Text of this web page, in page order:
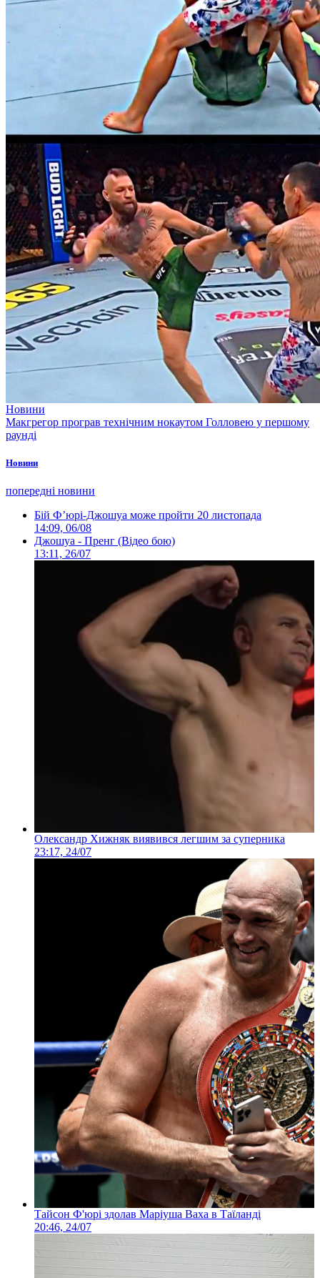
Новини
Макгрегор програв технічним нокаутом Голловею у першому
раунді
Новини
попередні новини
Бій Ф’юрі-Джошуа може пройти 20 листопада
14:09, 06/08
Джошуа - Пренг (Відео бою)
13:11, 26/07
Олександр Хижняк виявився легшим за суперника
23:17, 24/07
Тайсон Ф'юрі здолав Маріуша Ваха в Таїланді
20:46, 24/07